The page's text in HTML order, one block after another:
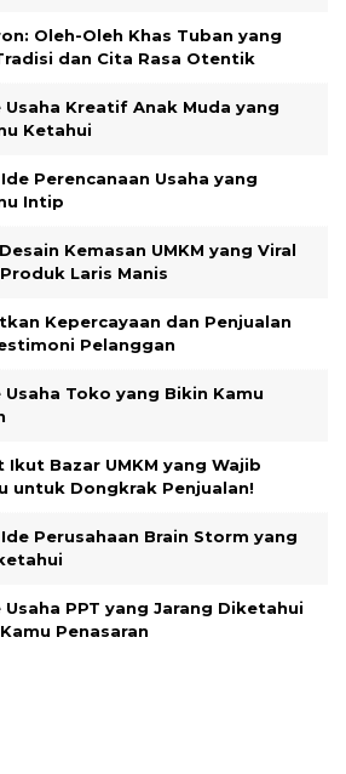
Oleh-Oleh Khas Tuban yang
dan Cita Rasa Otentik
Usaha Kreatif Anak Muda yang
Ketahui
Perencanaan Usaha yang
Intip
Kemasan UMKM yang Viral
Laris Manis
Kepercayaan dan Penjualan
Pelanggan
Usaha Toko yang Bikin Kamu
Ikut Bazar UMKM yang Wajib
untuk Dongkrak Penjualan!
Perusahaan Brain Storm yang
PPT yang Jarang Diketahui
Penasaran